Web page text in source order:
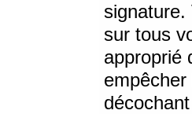
signature.
sur tous
approprié
empêcher